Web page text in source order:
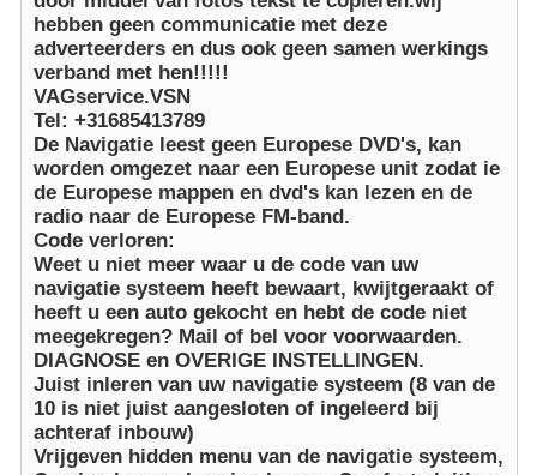
hebben geen communicatie met deze
adverteerders en dus ook geen samen werkings
verband met hen!!!!!
VAGservice.VSN
Tel: +31685413789
De Navigatie leest geen Europese DVD's, kan
worden omgezet naar een Europese unit zodat ie
de Europese mappen en dvd's kan lezen en de
radio naar de Europese FM-band.
Code verloren:
Weet u niet meer waar u de code van uw
navigatie systeem heeft bewaart, kwijtgeraakt of
heeft u een auto gekocht en hebt de code niet
meegekregen? Mail of bel voor voorwaarden.
DIAGNOSE en OVERIGE INSTELLINGEN.
Juist inleren van uw navigatie systeem (8 van de
10 is niet juist aangesloten of ingeleerd bij
achteraf inbouw)
Vrijgeven hidden menu van de navigatie systeem,